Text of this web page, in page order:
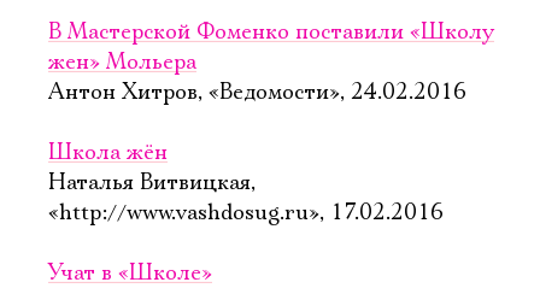
В Мастерской Фоменко поставили «Школу
жен» Мольера
Антон Хитров, «Ведомости», 24.02.2016
Школа жён
Наталья Витвицкая,
«http://www.vashdosug.ru», 17.02.2016
Учат в «Школе»